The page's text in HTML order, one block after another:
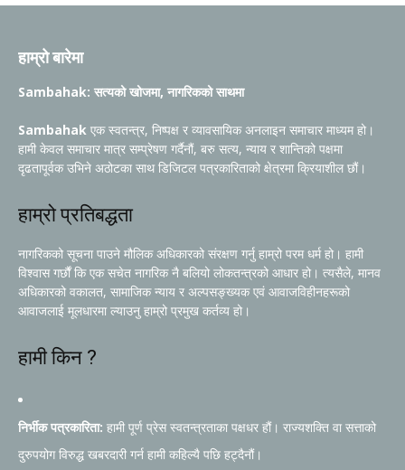
हाम्रो बारेमा
Sambahak: सत्यको खोजमा, नागरिकको साथमा
Sambahak एक स्वतन्त्र, निष्पक्ष र व्यावसायिक अनलाइन समाचार माध्यम हो।
हामी केवल समाचार मात्र सम्प्रेषण गर्दैनौं, बरु सत्य, न्याय र शान्तिको पक्षमा
दृढतापूर्वक उभिने अठोटका साथ डिजिटल पत्रकारिताको क्षेत्रमा क्रियाशील छौं।
हाम्रो प्रतिबद्धता
नागरिकको सूचना पाउने मौलिक अधिकारको संरक्षण गर्नु हाम्रो परम धर्म हो। हामी
विश्वास गर्छौं कि एक सचेत नागरिक नै बलियो लोकतन्त्रको आधार हो। त्यसैले, मानव
अधिकारको वकालत, सामाजिक न्याय र अल्पसङ्ख्यक एवं आवाजविहीनहरूको
आवाजलाई मूलधारमा ल्याउनु हाम्रो प्रमुख कर्तव्य हो।
हामी किन ?
निर्भीक पत्रकारिता: हामी पूर्ण प्रेस स्वतन्त्रताका पक्षधर हौं। राज्यशक्ति वा सत्ताको
दुरुपयोग विरुद्ध खबरदारी गर्न हामी कहिल्यै पछि हट्दैनौं।